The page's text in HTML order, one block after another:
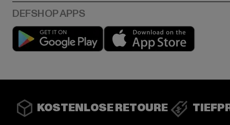
Play market
KOSTENLOSE RETOURE